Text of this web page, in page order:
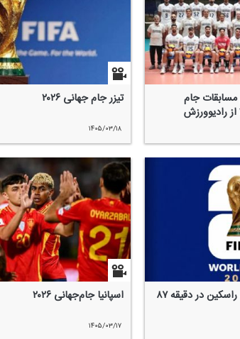
جام
تیزر جام جهانی ۲۰۲۶
۱۴۰۵/۰۳/۱۸
در دقیقه ۸۷ اسپانیا جام‌جهانی ۲۰۲۶
۱۴۰۵/۰۳/۱۷